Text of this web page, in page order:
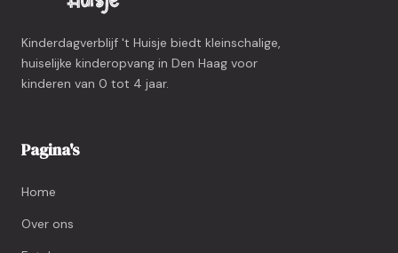
Kinderdagverblijf 't Huisje biedt kleinschalige,
huiselijke kinderopvang in Den Haag voor
kinderen van 0 tot 4 jaar.
Pagina's
Home
Over ons